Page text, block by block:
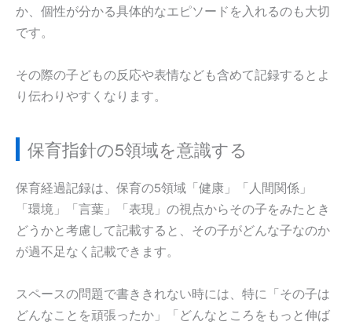
か、個性が分かる具体的なエピソードを入れるのも大切
です。
その際の子どもの反応や表情なども含めて記録するとよ
り伝わりやすくなります。
保育指針の5領域を意識する
保育経過記録は、保育の5領域「健康」「人間関係」
「環境」「言葉」「表現」の視点からその子をみたとき
どうかと考慮して記載すると、その子がどんな子なのか
が過不足なく記載できます。
スペースの問題で書ききれない時には、特に「その子は
どんなことを頑張ったか」「どんなところをもっと伸ば